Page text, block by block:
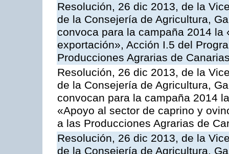
Resolución, 26 dic 2013, de la
de la Consejería de Agricultura,
convoca para la campaña 2014
exportación», Acción I.5 del
Producciones Agrarias de
Resolución, 26 dic 2013, de la
de la Consejería de Agricultura,
convocan para la campaña 2014
«Apoyo al sector de caprino y
a las Producciones Agrarias de
Resolución, 26 dic 2013, de la
de la Consejería de Agricultura,